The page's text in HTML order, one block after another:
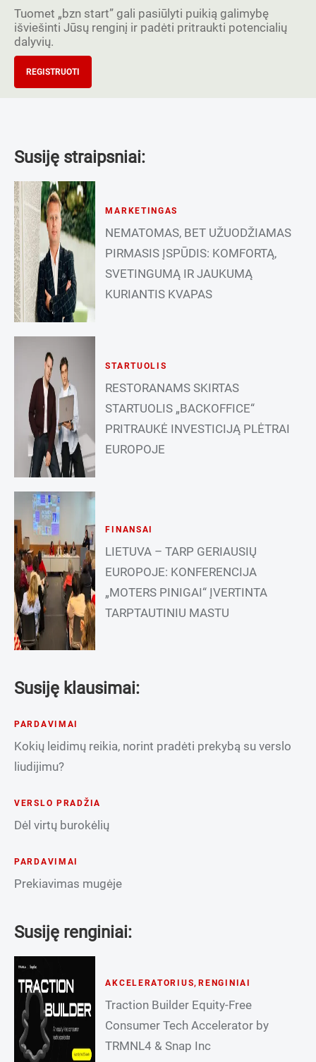
Tuomet „bzn start” gali pasiūlyti puikią galimybę
išviešinti Jūsų renginį ir padėti pritraukti potencialių
dalyvių.
REGISTRUOTI
Susiję straipsniai:
MARKETINGAS
NEMATOMAS, BET UŽUODŽIAMAS
PIRMASIS ĮSPŪDIS: KOMFORTĄ,
SVETINGUMĄ IR JAUKUMĄ
KURIANTIS KVAPAS
STARTUOLIS
RESTORANAMS SKIRTAS
STARTUOLIS „BACKOFFICE“
PRITRAUKĖ INVESTICIJĄ PLĖTRAI
EUROPOJE
FINANSAI
LIETUVA – TARP GERIAUSIŲ
EUROPOJE: KONFERENCIJA
„MOTERS PINIGAI“ ĮVERTINTA
TARPTAUTINIU MASTU
Susiję klausimai:
PARDAVIMAI
Kokių leidimų reikia, norint pradėti prekybą su verslo
liudijimu?
VERSLO PRADŽIA
Dėl virtų burokėlių
PARDAVIMAI
Prekiavimas mugėje
Susiję renginiai:
AKCELERATORIUS, RENGINIAI
Traction Builder Equity-Free
Consumer Tech Accelerator by
TRMNL4 & Snap Inc